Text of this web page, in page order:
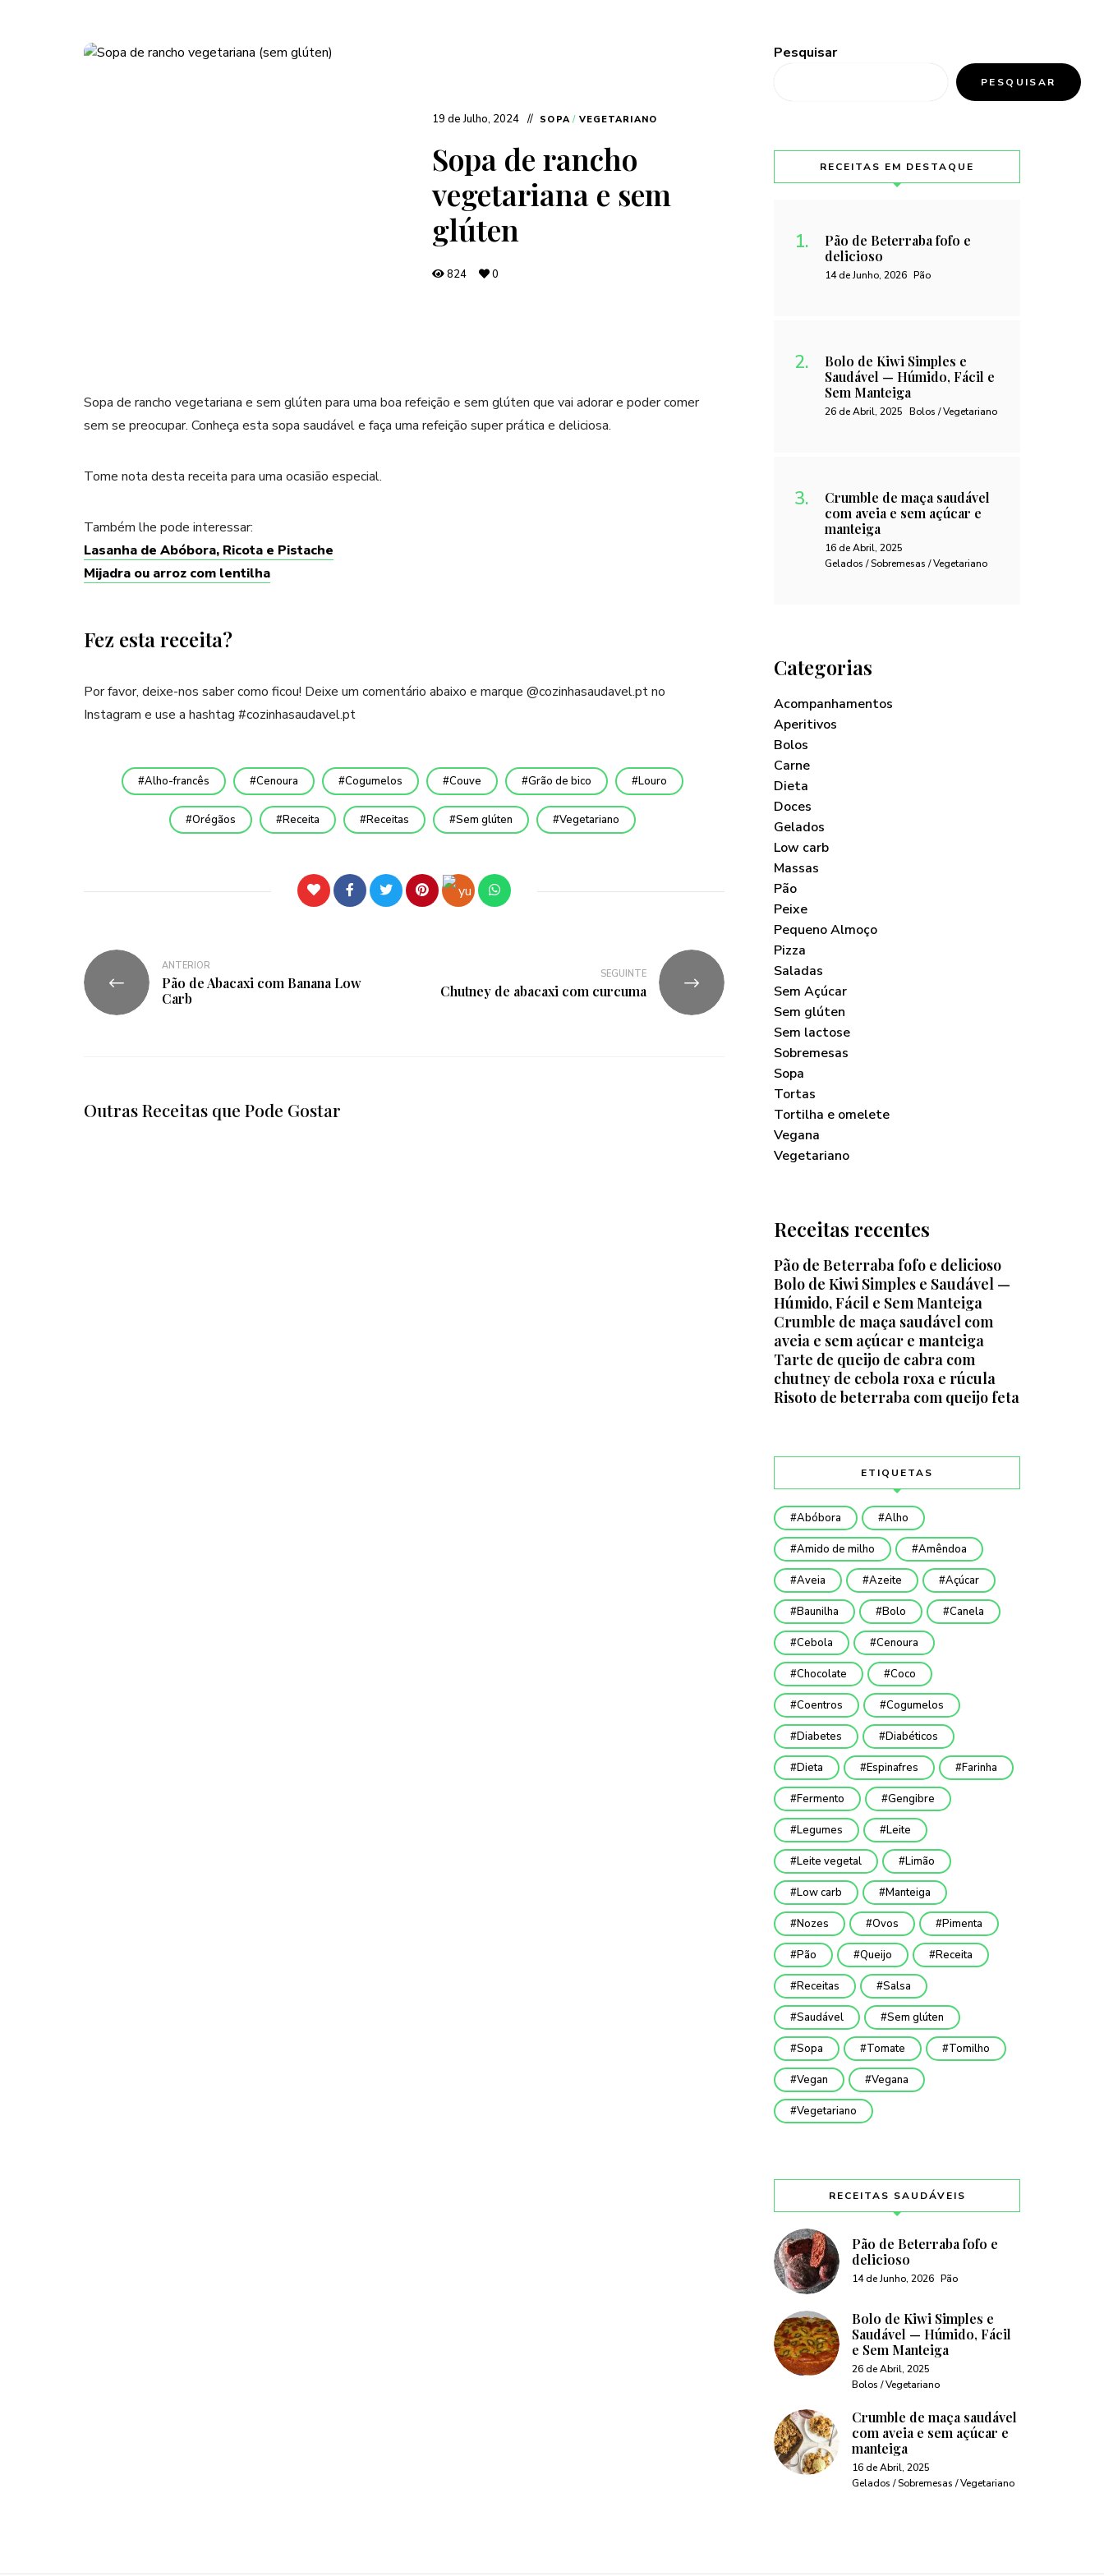
19 de Julho, 2024 SOPA/ VEGETARIANO
Sopa de rancho
vegetariana e sem
glúten
824 0
Sopa de rancho vegetariana e sem glúten para uma boa refeição e sem glúten que vai adorar e poder comer
sem se preocupar. Conheça esta sopa saudável e faça uma refeição super prática e deliciosa.
Tome nota desta receita para uma ocasião especial.
Também lhe pode interessar:
Lasanha de Abóbora, Ricota e Pistache
Mijadra ou arroz com lentilha
Fez esta receita?
Por favor, deixe-nos saber como ficou! Deixe um comentário abaixo e marque @cozinhasaudavel.pt no
Instagram e use a hashtag #cozinhasaudavel.pt
Alho-francês Cenoura Cogumelos Couve Grão de bico Louro
Orégãos Receita Receitas Sem glúten Vegetariano
ANTERIOR
Pão de Abacaxi com Banana Low
Carb
SEGUINTE
Chutney de abacaxi com curcuma
Outras Receitas que Pode Gostar
Pesquisar
PESQUISAR
RECEITAS EM DESTAQUE
Pão de Beterraba fofo e
delicioso
14 de Junho, 2026 Pão
Bolo de Kiwi Simples e
Saudável — Húmido, Fácil e
Sem Manteiga
26 de Abril, 2025 Bolos / Vegetariano
Crumble de maça saudável
com aveia e sem açúcar e
manteiga
16 de Abril, 2025
Gelados / Sobremesas / Vegetariano
Categorias
Acompanhamentos
Aperitivos
Bolos
Carne
Dieta
Doces
Gelados
Low carb
Massas
Pão
Peixe
Pequeno Almoço
Pizza
Saladas
Sem Açúcar
Sem glúten
Sem lactose
Sobremesas
Sopa
Tortas
Tortilha e omelete
Vegana
Vegetariano
Receitas recentes
Pão de Beterraba fofo e delicioso
Bolo de Kiwi Simples e Saudável —
Húmido, Fácil e Sem Manteiga
Crumble de maça saudável com
aveia e sem açúcar e manteiga
Tarte de queijo de cabra com
chutney de cebola roxa e rúcula
Risoto de beterraba com queijo feta
ETIQUETAS
Abóbora Alho
Amido de milho Amêndoa
Aveia Azeite Açúcar
Baunilha Bolo Canela
Cebola Cenoura
Chocolate Coco
Coentros Cogumelos
Diabetes Diabéticos
Dieta Espinafres Farinha
Fermento Gengibre
Legumes Leite
Leite vegetal Limão
Low carb Manteiga
Nozes Ovos Pimenta
Pão Queijo Receita
Receitas Salsa
Saudável Sem glúten
Sopa Tomate Tomilho
Vegan Vegana
Vegetariano
RECEITAS SAUDÁVEIS
Pão de Beterraba fofo e
delicioso
14 de Junho, 2026 Pão
Bolo de Kiwi Simples e
Saudável — Húmido, Fácil
e Sem Manteiga
26 de Abril, 2025
Bolos / Vegetariano
Crumble de maça saudável
com aveia e sem açúcar e
manteiga
16 de Abril, 2025
Gelados / Sobremesas / Vegetariano